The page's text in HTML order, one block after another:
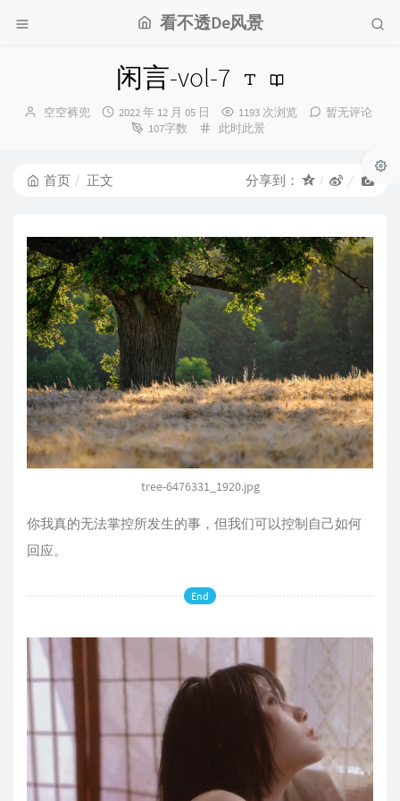
看不透De风景
闲言-vol-7
博
空空裤兜
发
2022 年 12 月 05 日 1193 次浏览
暂无评论
107字数
分
此时此景
首页 正文 分享到：
tree-6476331_1920.jpg
你我真的无法掌控所发生的事，但我们可以控制自己如何
回应。
End